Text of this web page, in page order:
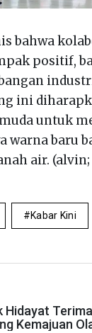
bahwa
positif,
ini
untuk
warna baru
air.
Kabar Kini
Hidayat
Kemajuan